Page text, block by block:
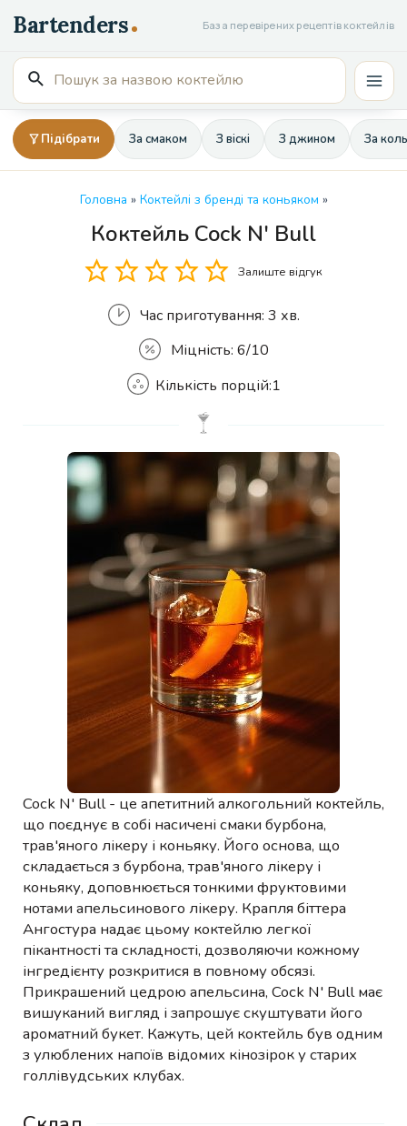
до
вмісту
База перевірених рецептів коктейлів
Пошук
для:
Підібрати За смаком З віскі З джином За
Головна » Коктейлі з бренді та коньяком »
Коктейль Cock N' Bull
Залиште відгук
Час приготування: 3 хв.
Міцність: 6/10
Кількість
Кількість порцій:1
Cock N' Bull - це апетитний алкогольний коктейль,
що поєднує в собі насичені смаки бурбона,
трав'яного лікеру і коньяку. Його основа, що
складається з бурбона, трав'яного лікеру і
коньяку, доповнюється тонкими фруктовими
нотами апельсинового лікеру. Крапля біттера
Ангостура надає цьому коктейлю легкої
пікантності та складності, дозволяючи кожному
інгредієнту розкритися в повному обсязі.
Прикрашений цедрою апельсина, Cock N' Bull має
вишуканий вигляд і запрошує скуштувати його
ароматний букет. Кажуть, цей коктейль був одним
з улюблених напоїв відомих кінозірок у старих
голлівудських клубах.